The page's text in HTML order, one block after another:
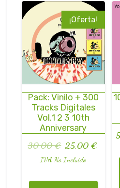
¡Oferta!
Pack: Vinilo + 300
Tracks Digitales
Vol.1 2 3 10th
Anniversary
30,00€ 25,00€
IVA No Incluido